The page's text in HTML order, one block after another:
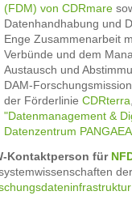
(FDM) von CDRmare
Datenhandhabung und
Enge Zusammenarbeit
Verbünde und dem
Austausch und
DAM-
der FörderlinieCDRterra
"Datenmanagement &
Datenzentrum PANGAEA
Kontaktperson für